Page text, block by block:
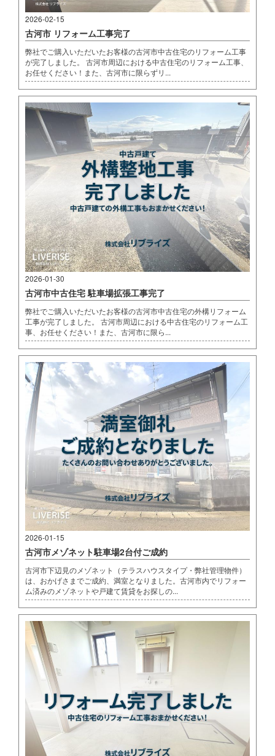
2026-02-15
古河市 リフォーム工事完了
弊社でご購入いただいたお客様の古河市中古住宅のリフォーム工事
が完了しました。 古河市周辺における中古住宅のリフォーム工事、
お任せください！また、古河市に限らずリ...
2026-01-30
古河市中古住宅 駐車場拡張工事完了
弊社でご購入いただいたお客様の古河市中古住宅の外構リフォーム
工事が完了しました。 古河市周辺における中古住宅のリフォーム工
事、お任せください！また、古河市に限ら...
2026-01-15
古河市メゾネット駐車場2台付ご成約
古河市下辺見のメゾネット（テラスハウスタイプ・弊社管理物件）
は、おかげさまでご成約、満室となりました。古河市内でリフォー
ム済みのメゾネットや戸建て賃貸をお探しの...